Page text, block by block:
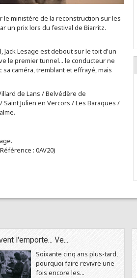
le ministère de la reconstruction sur les
un prix lors du festival de Biarritz.
Lesage est debout sur le toit d'un
le premier tunnel... le conducteur ne
caméra, tremblant et effrayé, mais
de Lans / Belvédère de
Julien en Vercors / Les Baraques /
: 0AV20)
l'emporte... Ve...
Soixante cinq ans plus-tard,
pourquoi faire revivre une
fois encore les...